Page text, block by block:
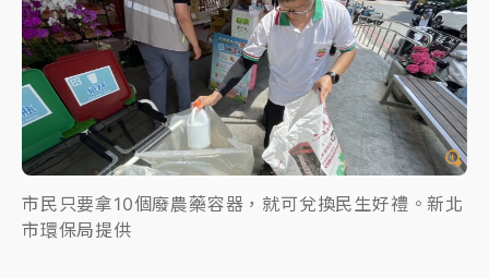
市民只要拿10個廢農藥容器，就可兌換民生好禮。新北
市環保局提供